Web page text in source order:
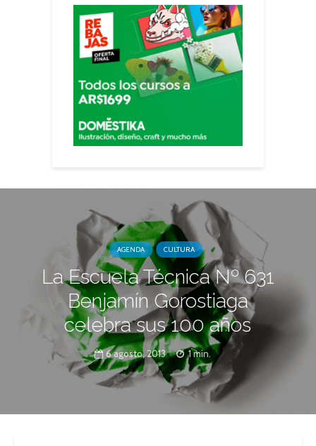
AGENDA CULTURA
La Escuela Técnica Nº 631
Benjamín Gorostiaga
celebra sus 100 años
6 agosto, 2013 1 min.